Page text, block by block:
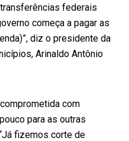
federais
começa a pagar as
diz o presidente da
Arinaldo Antônio
com
para as outras
fizemos corte de